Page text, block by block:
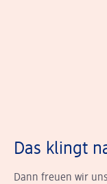
Das klingt
Dann freuen wir